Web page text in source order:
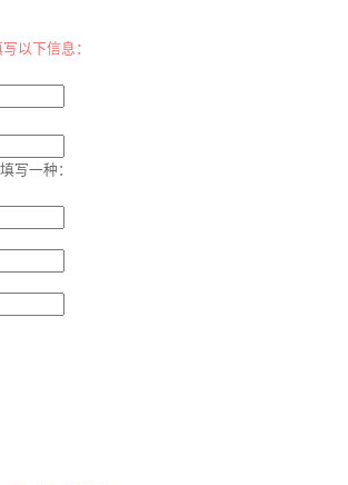
以下信息：
写一种：